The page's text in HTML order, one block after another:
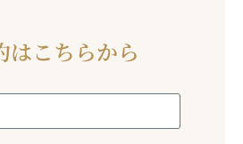
はこちらから